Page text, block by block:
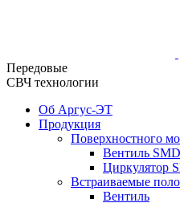
Передовые
СВЧ технологии
Об Аргус-ЭТ
Продукция
Поверхностного
Вентиль SMD
Циркулятор
Встраиваемые
Вентиль